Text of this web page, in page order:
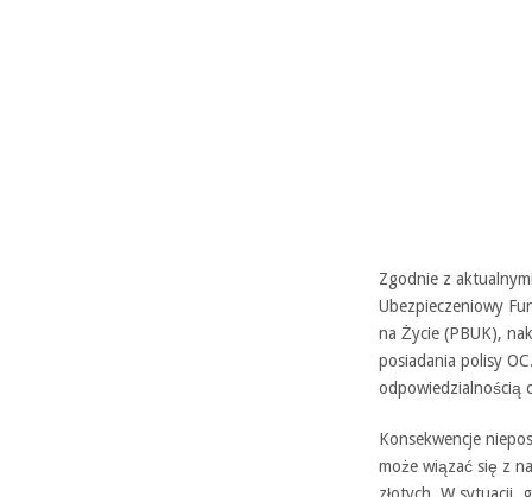
Zgodnie z
Ubezpieczeniowy
na Życie (PBUK),
posiadania polisy
odpowiedzialnością
Konsekwencje
może wiązać się z